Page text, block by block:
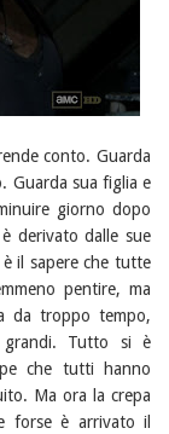
conto. Guarda
Guarda sua figlia e
giorno dopo
derivato dalle sue
il sapere che tutte
pentire, ma
da troppo tempo,
Tutto si è
che tutti hanno
Ma ora la crepa
forse è arrivato il